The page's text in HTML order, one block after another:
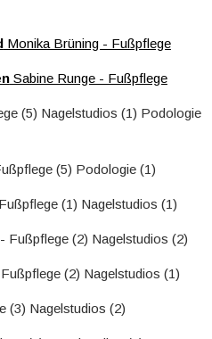
Monika Brüning - Fußpflege
Sabine Runge - Fußpflege
(5) Nagelstudios (1) Podologie
(5) Podologie (1)
(1) Nagelstudios (1)
Fußpflege (2) Nagelstudios (2)
(2) Nagelstudios (1)
(3) Nagelstudios (2)